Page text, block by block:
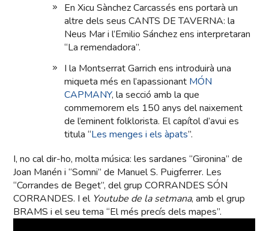
En Xicu Sànchez Carcassés ens portarà un
altre dels seus CANTS DE TAVERNA: la
Neus Mar i l’Emilio Sánchez ens interpretaran
“La remendadora”.
I la Montserrat Garrich ens introduirà una
miqueta més en l’apassionant MÓN
CAPMANY, la secció amb la que
commemorem els 150 anys del naixement
de l’eminent folklorista. El capítol d’avui es
titula “Les menges i els àpats”.
I, no cal dir-ho, molta música: les sardanes “Gironina” de
Joan Manén i “Somni” de Manuel S. Puigferrer. Les
“Corrandes de Beget”, del grup CORRANDES SÓN
CORRANDES. I el Youtube de la setmana, amb el grup
BRAMS i el seu tema “El més precís dels mapes”.